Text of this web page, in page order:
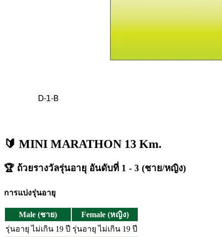
🔰 MINI MARATHON 13 Km.
🏆 ถ้วยรางวัลรุ่นอายุ อันดับที่ 1 - 3 (ชาย/หญิง)
การแบ่งรุ่นอายุ
Male (ชาย)
Female (หญิง)
รุ่นอายุ ไม่เกิน 19 ปี รุ่นอายุ ไม่เกิน 19 ปี